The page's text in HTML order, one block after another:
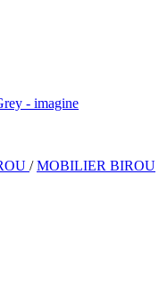
/ MOBILIER BIROU